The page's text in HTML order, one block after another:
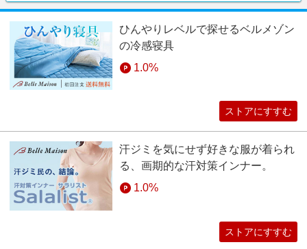
「ベルメゾン ポイントパーク」
「ベルメゾンデッセ」
【2】以下グループサイトでの商品購入や申込み、または経由
してからのベルメゾンネットでの商品購入
「TSUNAGU（つなぐ）」
「イイハナ・ドットコム」
※以下の場合は対象外となります。
・リーベイツ経由でベルメゾン → イイハナ・ドットコムで購
入された場合、イイハナ・ドットコムでのご購入はポイント
対象となりません（イイハナ・ドットコム以外のサイトにつ
ひんやりレベルで探せるベルメゾン
の冷感寝具
1.0%
ストアにすすむ
汗ジミを気にせず好きな服が着られ
る、画期的な汗対策インナー。
1.0%
ストアにすすむ